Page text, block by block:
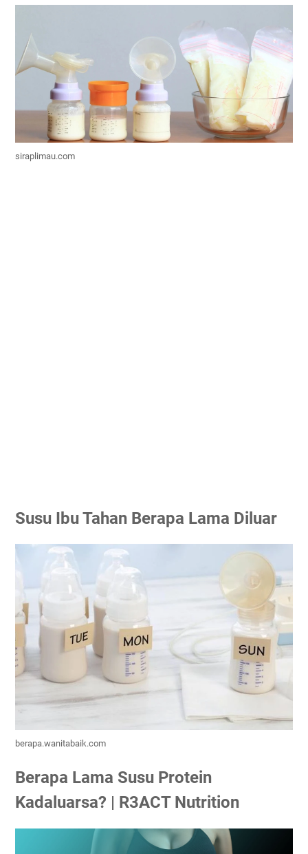
siraplimau.com
Susu Ibu Tahan Berapa Lama Diluar
berapa.wanitabaik.com
Berapa Lama Susu Protein
Kadaluarsa? | R3ACT Nutrition